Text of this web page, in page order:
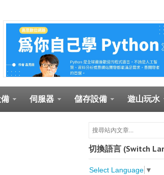
伺服器 儲存設備 遊山玩水
切換語言 (Switch
Select Language ▼